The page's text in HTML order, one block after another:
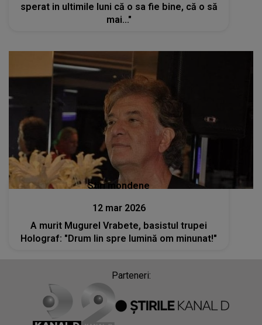
sperat in ultimile luni că o sa fie bine, că o să
mai..."
Stiri mondene
12 mar 2026
A murit Mugurel Vrabete, basistul trupei
Holograf: "Drum lin spre lumină om minunat!"
Parteneri: